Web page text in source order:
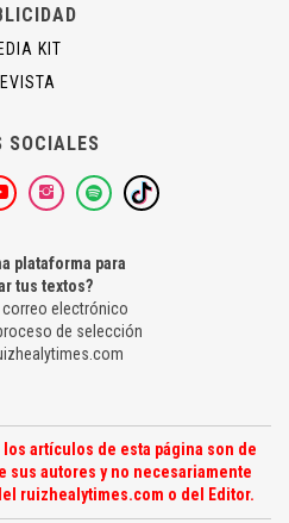
KIT
SOCIALES
plataforma para
tus textos?
correo electrónico
de selección
artículos de esta página son de
sus autores y no necesariamente
ruizhealytimes.com o del Editor.